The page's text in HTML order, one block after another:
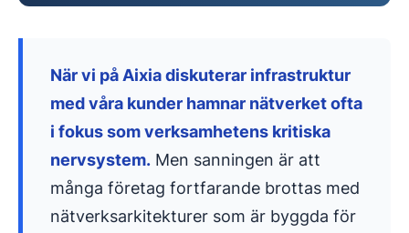
När vi på Aixia diskuterar infrastruktur
med våra kunder hamnar nätverket ofta
i fokus som verksamhetens kritiska
nervsystem. Men sanningen är att
många företag fortfarande brottas med
nätverksarkitekturer som är byggda för